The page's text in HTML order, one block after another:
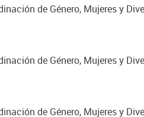
de Género, Mujeres y
de Género, Mujeres y
de Género, Mujeres y